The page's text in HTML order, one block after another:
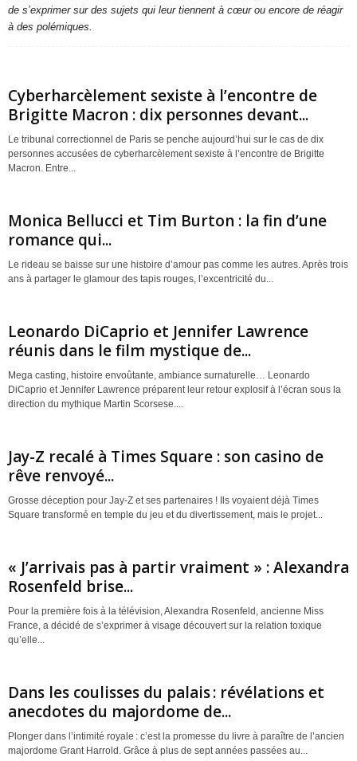
de s’exprimer sur des sujets qui leur tiennent à cœur ou encore de réagir
à des polémiques.
Cyberharcèlement sexiste à l’encontre de
Brigitte Macron : dix personnes devant...
Le tribunal correctionnel de Paris se penche aujourd’hui sur le cas de dix
personnes accusées de cyberharcèlement sexiste à l’encontre de Brigitte
Macron. Entre...
Monica Bellucci et Tim Burton : la fin d’une
romance qui...
Le rideau se baisse sur une histoire d’amour pas comme les autres. Après trois
ans à partager le glamour des tapis rouges, l’excentricité du...
Leonardo DiCaprio et Jennifer Lawrence
réunis dans le film mystique de...
Mega casting, histoire envoûtante, ambiance surnaturelle… Leonardo
DiCaprio et Jennifer Lawrence préparent leur retour explosif à l’écran sous la
direction du mythique Martin Scorsese....
Jay-Z recalé à Times Square : son casino de
rêve renvoyé...
Grosse déception pour Jay-Z et ses partenaires ! Ils voyaient déjà Times
Square transformé en temple du jeu et du divertissement, mais le projet...
« J’arrivais pas à partir vraiment » : Alexandra
Rosenfeld brise...
Pour la première fois à la télévision, Alexandra Rosenfeld, ancienne Miss
France, a décidé de s’exprimer à visage découvert sur la relation toxique
qu’elle...
Dans les coulisses du palais : révélations et
anecdotes du majordome de...
Plonger dans l’intimité royale : c’est la promesse du livre à paraître de l’ancien
majordome Grant Harrold. Grâce à plus de sept années passées au...